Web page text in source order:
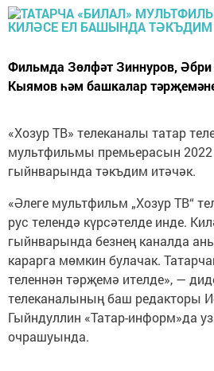
Фильмда Зөлфәт Зиннуров, Әбри
Кыямов һәм башкалар
«Хозур ТВ» телеканалы татар
мультфильмы премьерасын 2022
гыйнварында тәкъдим итәчәк.
«Әлеге мультфильм „Хозур ТВ“
рус телендә күрсәтелде инде.
гыйнварында безнең каналда
карарга мөмкин булачак.
теленнән тәрҗемә ителде», —
телеканалының баш редакторы
Гыйндуллин «Татар-информ»да
очрашуында.